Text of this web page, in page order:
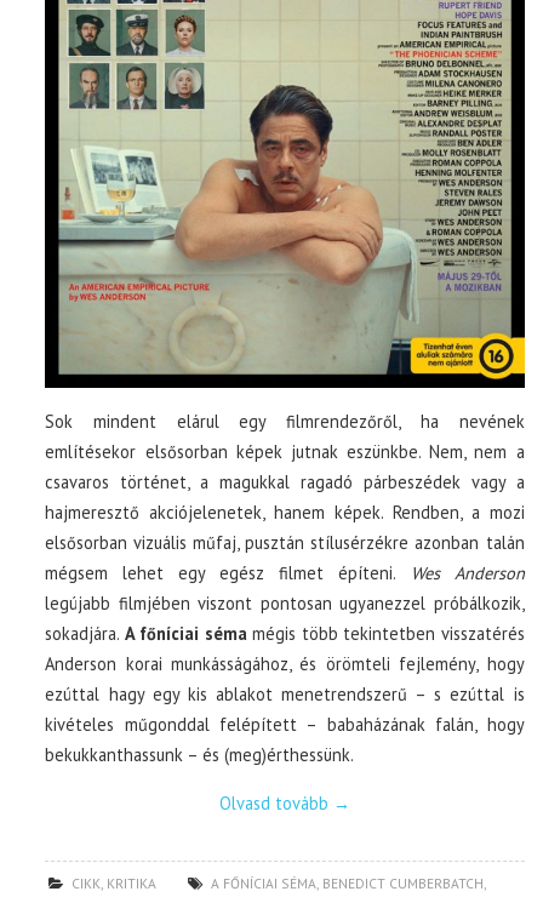
Sok mindent elárul egy filmrendezőről, ha nevének
említésekor elsősorban képek jutnak eszünkbe. Nem, nem a
csavaros történet, a magukkal ragadó párbeszédek vagy a
hajmeresztő akciójelenetek, hanem képek. Rendben, a mozi
elsősorban vizuális műfaj, pusztán stílusérzékre azonban talán
mégsem lehet egy egész filmet építeni.
Wes Anderson
legújabb filmjében viszont pontosan ugyanezzel próbálkozik,
sokadjára. A főníciai sémamégis több tekintetben visszatérés
Anderson korai munkásságához, és örömteli fejlemény, hogy
ezúttal hagy egy kis ablakot menetrendszerű – s ezúttal is
kivételes műgonddal felépített – babaházának falán, hogy
bekukkanthassunk – és (meg)érthessünk.
Olvasd tovább →
CIKK, KRITIKA A FŐNÍCIAI SÉMA, BENEDICT CUMBERBATCH,